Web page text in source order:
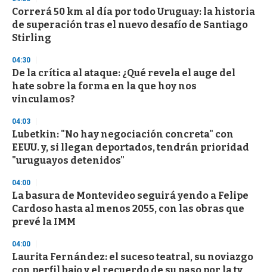
s
o
f
3
s
e
c
o
n
Correrá 50 km al día por todo Uruguay: la historia
de superación tras el nuevo desafío de Santiago
Stirling
04:30
De la crítica al ataque: ¿Qué revela el auge del
hate sobre la forma en la que hoy nos
vinculamos?
04:03
Lubetkin: "No hay negociación concreta" con
EEUU. y, si llegan deportados, tendrán prioridad
"uruguayos detenidos"
04:00
La basura de Montevideo seguirá yendo a Felipe
Cardoso hasta al menos 2055, con las obras que
prevé la IMM
04:00
Laurita Fernández: el suceso teatral, su noviazgo